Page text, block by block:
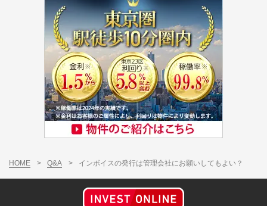
HOME > Q&A > インボイスの発行は管理会社にお願いしてもよい？